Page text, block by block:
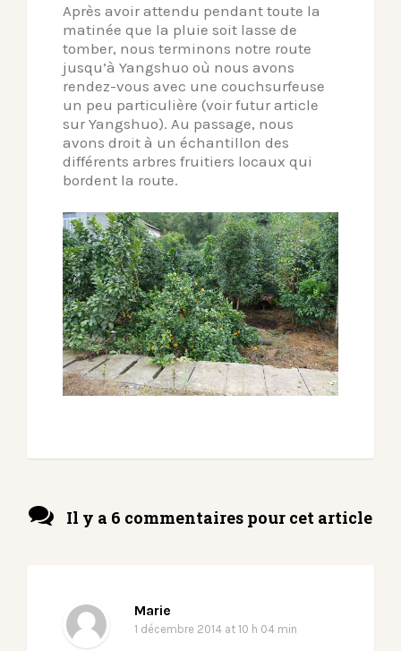
Après avoir attendu pendant toute la
matinée que la pluie soit lasse de
tomber, nous terminons notre route
jusqu’à Yangshuo où nous avons
rendez-vous avec une couchsurfeuse
un peu particulière (voir futur article
sur Yangshuo). Au passage, nous
avons droit à un échantillon des
différents arbres fruitiers locaux qui
bordent la route.
Il y a 6 commentaires pour cet article
Marie
1 décembre 2014 at 10 h 04 min